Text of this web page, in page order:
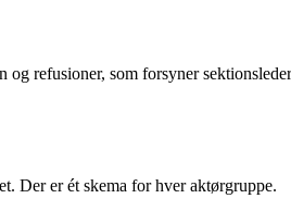
refusioner, som forsyner
Der er ét skema for hver aktørgruppe.